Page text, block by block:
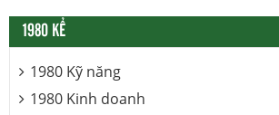
1980 KỂ
1980 Kỹ năng
1980 Kinh doanh